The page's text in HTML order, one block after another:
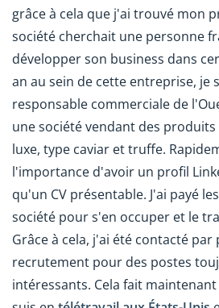
grâce à cela que j'ai trouvé mon
société cherchait une personne
développer son business dans
an au sein de cette entreprise, je
responsable commerciale de
une société vendant des
luxe, type caviar et truffe.
l'importance d'avoir un profil
qu'un CV présentable. J'ai payé
société pour s'en occuper et le
Grâce à cela, j'ai été contacté par
recrutement pour des postes
intéressants. Cela fait